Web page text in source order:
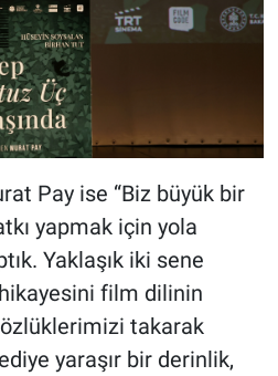
Pay ise “Biz büyük bir
yapmak için yola
Yaklaşık iki sene
film dilinin
takarak
yaraşır bir derinlik,